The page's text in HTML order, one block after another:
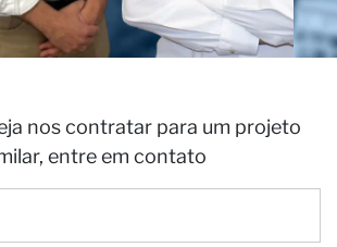
nos contratar para um projeto
entre em contato